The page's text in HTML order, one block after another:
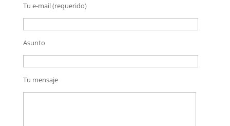
Tu e-mail (requerido)
Asunto
Tu mensaje